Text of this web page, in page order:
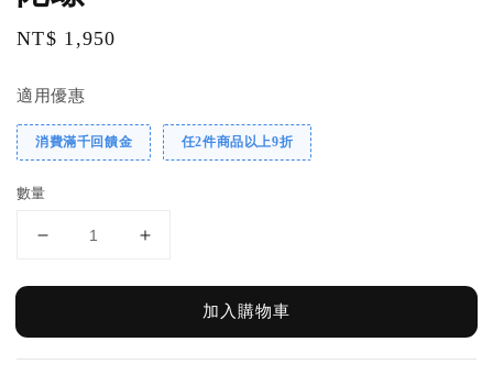
Regular
NT$ 1,950
適用優惠
消費滿千回饋金 任2件商品以上9折
數量
加入購物車